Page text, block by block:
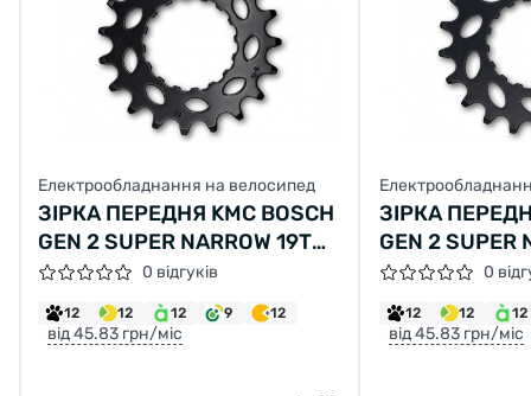
Електрообладнання на велосипед
ЗІРКА ПЕРЕДНЯ KMC BOSCH
GEN 2 SUPER NARROW 19T
ЧОРНА 11/128"
0 відгуків
12 12 12 9 12
від 45.83 грн/міс
ЗІРКА
GEN 2 SUPER
ЧОРНА 11/128"
0
12 12 12
від 45.83 грн/міс